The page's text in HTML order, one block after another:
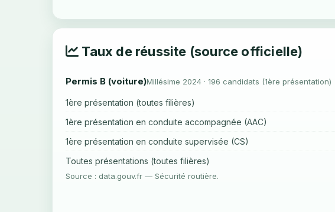
Taux de réussite (source officielle)
Permis B (voiture)Millésime 2024 · 196 candidats (1ère présentation)
1ère présentation (toutes filières)
1ère présentation en conduite accompagnée (AAC)
1ère présentation en conduite supervisée (CS)
Toutes présentations (toutes filières)
Source : data.gouv.fr — Sécurité routière.